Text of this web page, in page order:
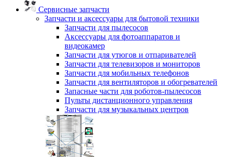
Сервисные запчасти
Запчасти и аксессуары для бытовой техники
Запчасти для пылесосов
Аксессуары для фотоаппаратов и
видеокамер
Запчасти для утюгов и отпаривателей
Запчасти для телевизоров и мониторов
Запчасти для мобильных телефонов
Запчасти для вентиляторов и обогревателей
Запасные части для роботов-пылесосов
Пульты дистанционного управления
Запчасти для музыкальных центров